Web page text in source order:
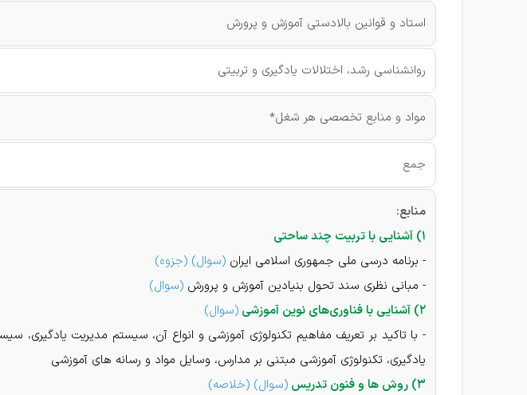
استاد و قوانین بالادستی آموزش و پرورش
روانشناسی رشد، اختلالات یادگیری و تربیتی
مواد و منابع تخصصی هر شغل*
جمع
منابع:
۱) آشنایی با تربیت چند ساحتی
- برنامه درسی ملی جمهوری اسلامی ایران (سوال)
(جزوه)
- مبانی نظری سند تحول بنیادین آموزش و پرورش (سوال)
۲) آشنایی با فناوری‌های نوین آموزشی
(سوال)
- با تاکید بر تعریف مفاهیم تکنولوژی آموزشی و انواع آن، سیستم مدیریت یادگیری،
یادگیری، تکنولوژی آموزشی مبتنی بر مدارس، وسایل مواد و رسانه های آموزشی
۳) روش ها و فنون تدریس
(سوال) (خلاصه)